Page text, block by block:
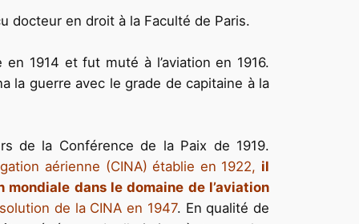
docteur en droit à la Faculté de Paris.
en 1914 et fut muté à l’aviation en 1916.
la guerre avec le grade de capitaine à la
de la Conférence de la Paix de 1919.
aérienne (CINA) établie en 1922, il
dans le domaine de l’aviation
de la CINA en 1947. En qualité de